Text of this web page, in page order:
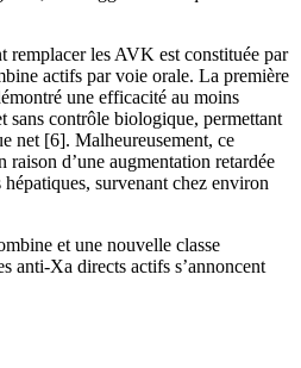
remplacer les AVK est constituée par
actifs par voie orale. La première
une efficacité au moins
sans contrôle biologique, permettant
net [6]. Malheureusement, ce
raison d’une augmentation retardée
survenant chez environ
et une nouvelle classe
anti-Xa directs actifs s’annoncent